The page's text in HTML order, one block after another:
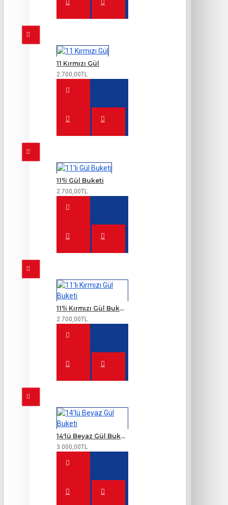
11 Kırmızı Gül
2.700,00TL
11'li Gül Buketi
2.700,00TL
11'li Kırmızı Gül Buketi
2.700,00TL
14'lü Beyaz Gül Buketi
3.000,00TL